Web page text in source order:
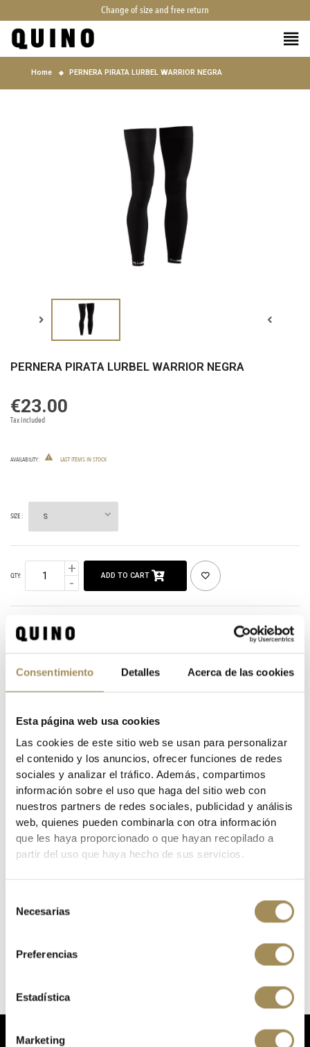
Consentimiento Detalles Acerca de las cookies
Esta página web usa cookies
Las cookies de este sitio web se usan para personalizar
el contenido y los anuncios, ofrecer funciones de redes
sociales y analizar el tráfico. Además, compartimos
información sobre el uso que haga del sitio web con
nuestros partners de redes sociales, publicidad y análisis
web, quienes pueden combinarla con otra información
que les haya proporcionado o que hayan recopilado a
partir del uso que haya hecho de sus servicios.
Necesarias
Preferencias
Estadística
Marketing
Change of size and free return
Home PERNERA PIRATA LURBEL WARRIOR NEGRA
PERNERA PIRATA LURBEL WARRIOR NEGRA
€23.00
Tax included
AVAILABILITY:  LAST ITEMS IN STOCK
SIZE :
QTY: ADD TO CART
SHARE
TAGS: LURBEL PERNERA
DATA SHEET